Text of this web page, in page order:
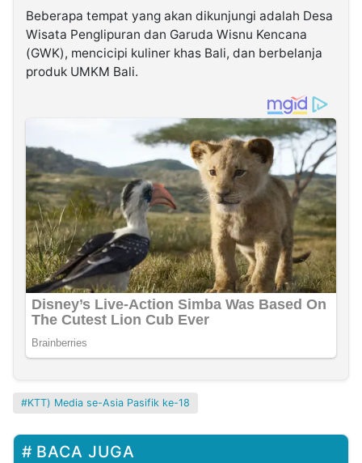
Beberapa tempat yang akan dikunjungi adalah Desa
Wisata Penglipuran dan Garuda Wisnu Kencana
(GWK), mencicipi kuliner khas Bali, dan berbelanja
produk UMKM Bali.
KTT) Media se-Asia Pasifik ke-18
BACA JUGA